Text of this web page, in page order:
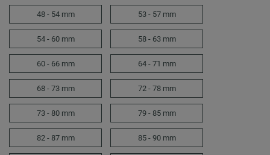
48 - 54 mm 53 - 57 mm
54 - 60 mm 58 - 63 mm
60 - 66 mm 64 - 71 mm
68 - 73 mm 72 - 78 mm
73 - 80 mm 79 - 85 mm
82 - 87 mm 85 - 90 mm